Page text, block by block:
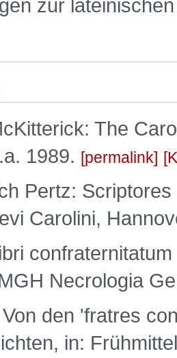
zur
The
1989.
permalink
Pertz:
Carolini,
Necrologia
den 'fratres
in: